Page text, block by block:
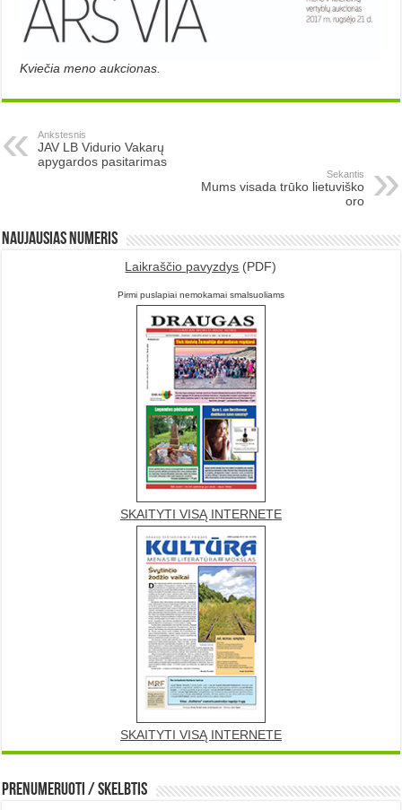
Kviečia meno aukcionas.
Ankstesnis
JAV LB Vidurio Vakarų
apygardos pasitarimas
Sekantis
Mums visada trūko lietuviško
oro
Naujausias numeris
Laikraščio pavyzdys (PDF)
Pirmi puslapiai nemokamai smalsuoliams
SKAITYTI VISĄ INTERNETE
SKAITYTI VISĄ INTERNETE
Prenumeruoti / Skelbtis